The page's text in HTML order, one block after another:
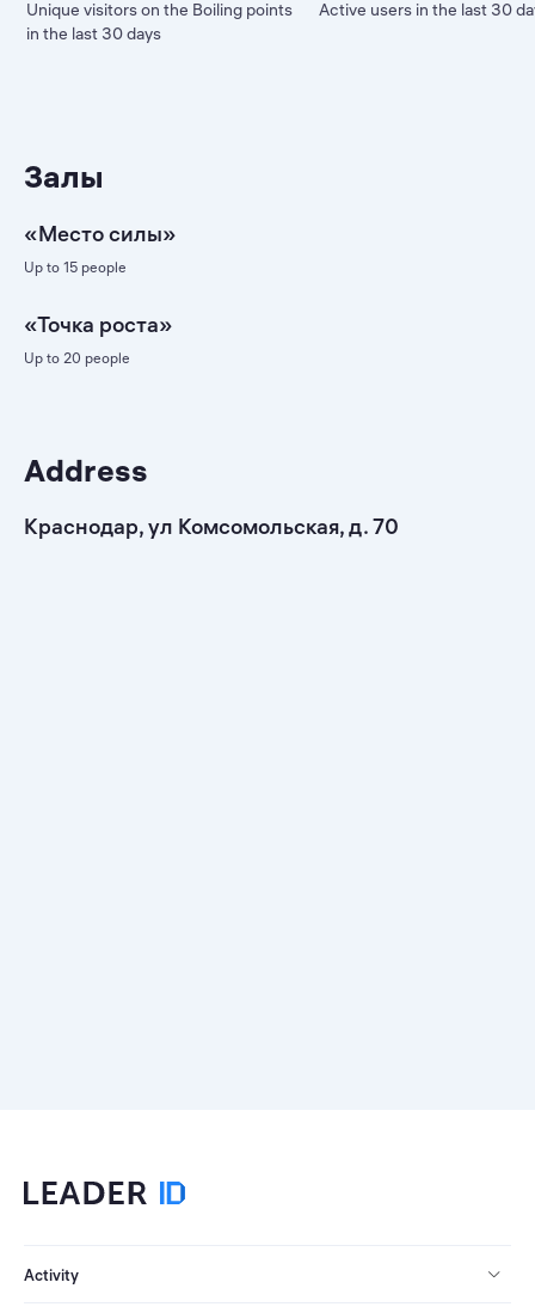
Unique visitors on the Boiling points
in the last 30 days
Active users in the last 30
Залы
«Место силы»
Up to 15 people
«Точка роста»
Up to 20 people
Address
Краснодар, ул Комсомольская, д. 70
Activity